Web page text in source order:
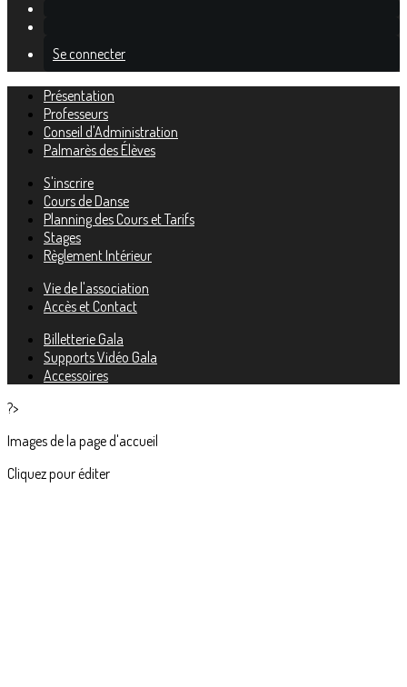
Se connecter
Présentation
Professeurs
Conseil d'Administration
Palmarès des Élèves
S'inscrire
Cours de Danse
Planning des Cours et Tarifs
Stages
Règlement Intérieur
Vie de l'association
Accès et Contact
Billetterie Gala
Supports Vidéo Gala
Accessoires
?>
Images de la page d'accueil
Cliquez pour éditer